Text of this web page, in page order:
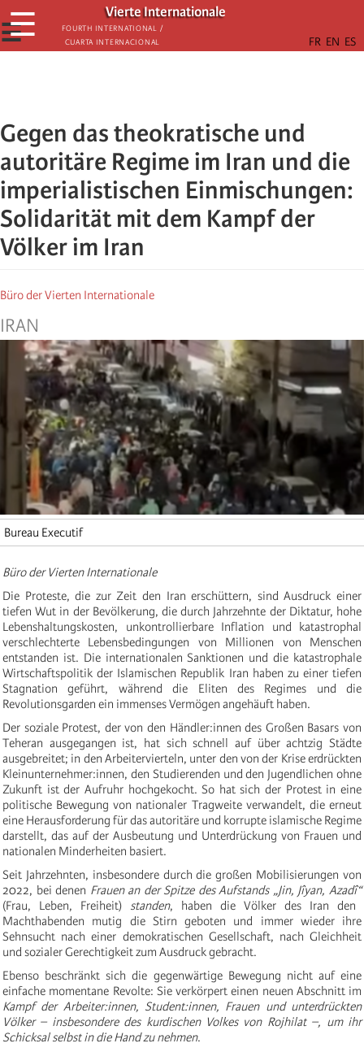
Skip
to
main
Vierte Internationale
Fourth International /
Cuarta Internacional
☰
☰
Gegen das theokratische und
autoritäre Regime im Iran und die
imperialistischen Einmischungen:
Solidarität mit dem Kampf der
Völker im Iran
Büro der Vierten Internationale
IRAN
Bureau Executif
Büro der Vierten Internationale
Die Proteste, die zur Zeit den Iran erschüttern, sind Ausdruck einer
tiefen Wut in der Bevölkerung, die durch Jahrzehnte der Diktatur, hohe
Lebenshaltungskosten, unkontrollierbare Inflation und katastrophal
verschlechterte Lebensbedingungen von Millionen von Menschen
entstanden ist. Die internationalen Sanktionen und die katastrophale
Wirtschaftspolitik der Islamischen Republik Iran haben zu einer tiefen
Stagnation geführt, während die Eliten des Regimes und die
Revolutionsgarden ein immenses Vermögen angehäuft haben.
Der soziale Protest, der von den Händler:innen des Großen Basars von
Teheran ausgegangen ist, hat sich schnell auf über achtzig Städte
ausgebreitet; in den Arbeitervierteln, unter den von der Krise erdrückten
Kleinunternehmer:innen, den Studierenden und den Jugendlichen ohne
Zukunft ist der Aufruhr hochgekocht. So hat sich der Protest in eine
politische Bewegung von nationaler Tragweite verwandelt, die erneut
eine Herausforderung für das autoritäre und korrupte islamische Regime
darstellt, das auf der Ausbeutung und Unterdrückung von Frauen und
nationalen Minderheiten basiert.
Seit Jahrzehnten, insbesondere durch die großen Mobilisierungen von
2022, bei denen Frauen an der Spitze des Aufstands „Jin, Jîyan, Azadî“
(Frau, Leben, Freiheit) standen, haben die Völker des Iran den
Machthabenden mutig die Stirn geboten und immer wieder ihre
Sehnsucht nach einer demokratischen Gesellschaft, nach Gleichheit
und sozialer Gerechtigkeit zum Ausdruck gebracht.
Ebenso beschränkt sich die gegenwärtige Bewegung nicht auf eine
einfache momentane Revolte: Sie verkörpert einen neuen Abschnitt im
Kampf der Arbeiter:innen, Student:innen, Frauen und unterdrückten
Völker – insbesondere des kurdischen Volkes von Rojhilat –, um ihr
Schicksal selbst in die Hand zu nehmen.